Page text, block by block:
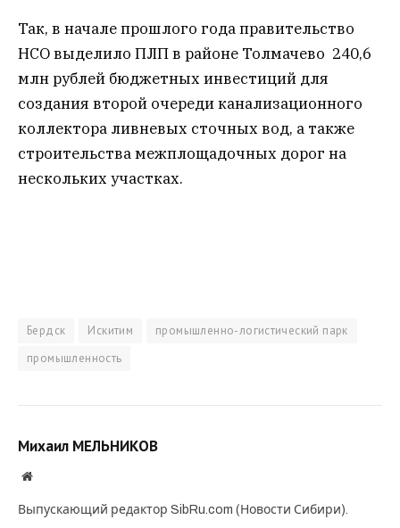
Так, в начале прошлого года правительство
НСО выделило ПЛП в районе Толмачево 240,6
млн рублей бюджетных инвестиций для
создания второй очереди канализационного
коллектора ливневых сточных вод, а также
строительства межплощадочных дорог на
нескольких участках.
Бердск Искитим
промышленно-логистический парк
промышленность
Михаил МЕЛЬНИКОВ
Website
Выпускающий редактор SibRu.com (Новости Сибири).